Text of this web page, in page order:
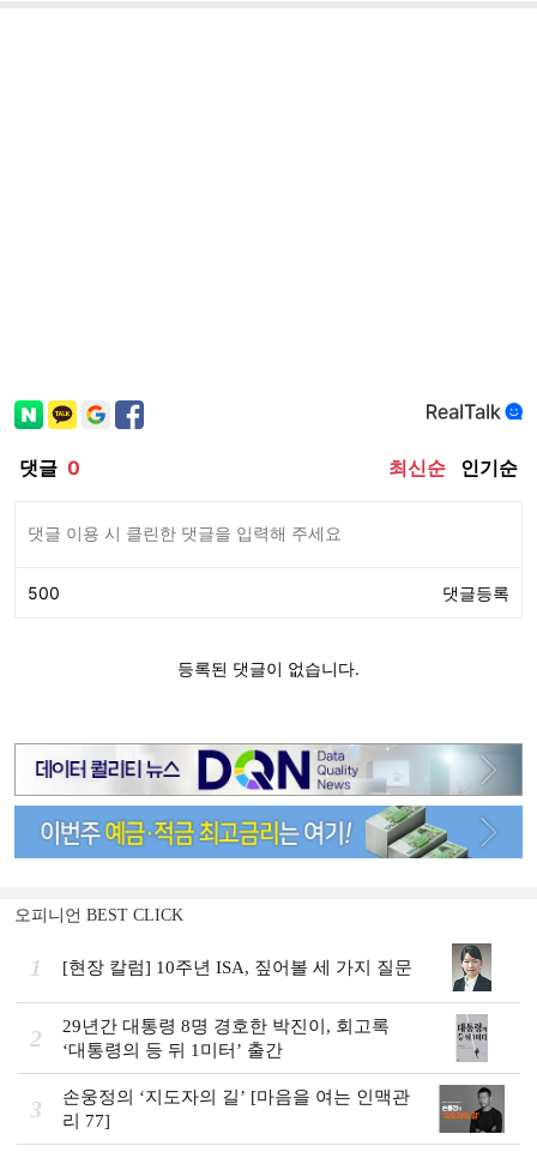
오피니언 BEST CLICK
1 [현장 칼럼] 10주년 ISA, 짚어볼 세 가지 질문
2
29년간 대통령 8명 경호한 박진이, 회고록
‘대통령의 등 뒤 1미터’ 출간
3
손웅정의 ‘지도자의 길’ [마음을 여는 인맥관
리 77]